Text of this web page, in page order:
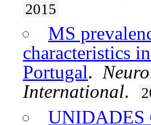
2015
MS
characteristics
Portugal.
International.
UNIDADES